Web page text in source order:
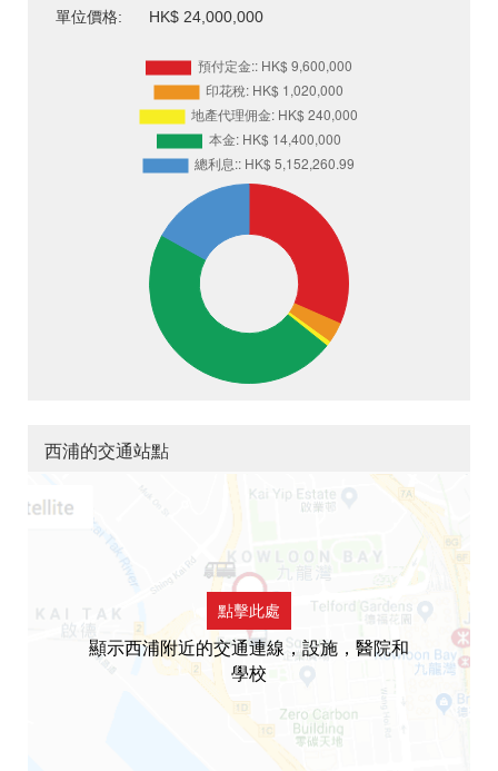
單位價格: HK$ 24,000,000
西浦的交通站點
點擊此處
顯示西浦附近的交通連線，設施，醫院和
學校